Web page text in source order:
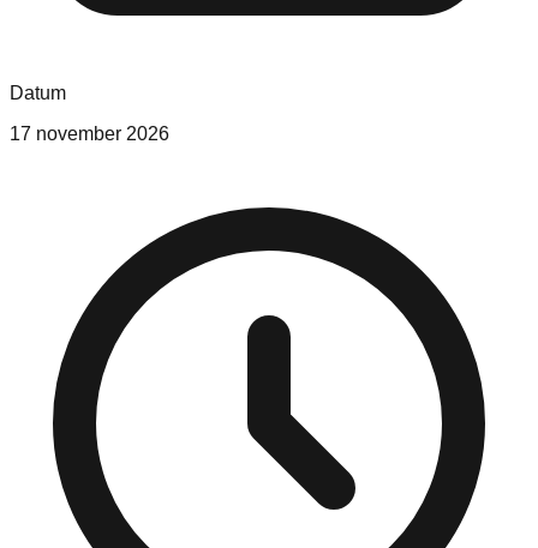
Datum
17 november 2026